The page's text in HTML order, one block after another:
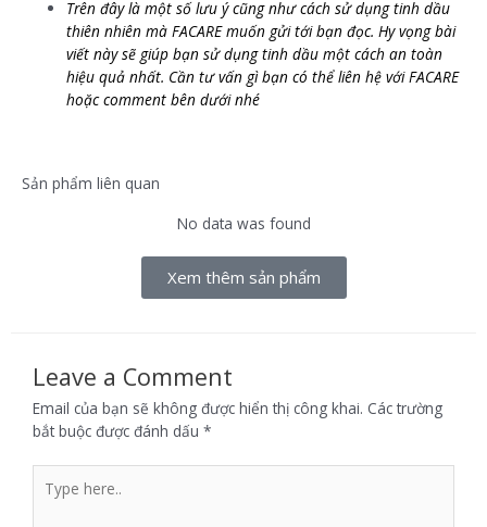
Trên đây là một số lưu ý cũng như cách sử dụng tinh dầu
thiên nhiên mà FACARE muốn gửi tới bạn đọc. Hy vọng bài
viết này sẽ giúp bạn sử dụng tinh dầu một cách an toàn
hiệu quả nhất. Cần tư vấn gì bạn có thể liên hệ với FACARE
hoặc comment bên dưới nhé
Sản phẩm liên quan
No data was found
Xem thêm sản phẩm
Leave a Comment
Email của bạn sẽ không được hiển thị công khai. Các trường
bắt buộc được đánh dấu *